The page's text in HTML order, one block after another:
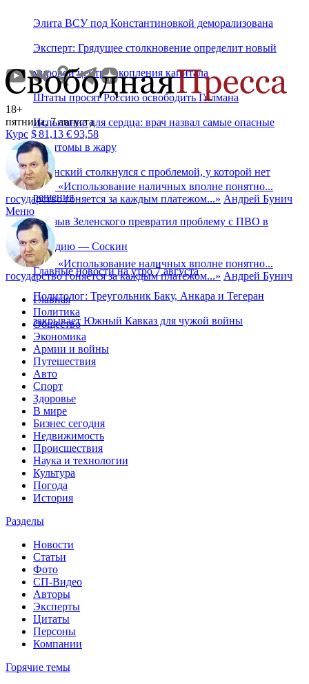
Элита ВСУ под Константиновкой деморализована
Эксперт: Грядущее столкновение определит новый
мировой центр накопления капитала
Штаты просят Россию освободить Гилмана
Испытание для сердца: врач назвал самые опасные
симптомы в жару
Зеленский столкнулся с проблемой, у которой нет
решения
Призыв Зеленского превратил проблему с ПВО в
комедию — Соскин
Главные новости на утро 7 августа
Политолог: Треугольник Баку, Анкара и Тегеран
закрывает Южный Кавказ для чужой войны
18+
пятница, 7 августа
Курс $81,13 €93,58
«Использование наличных вполне понятно...
государство гоняется за каждым платежом...» Андрей Бунич
Меню
«Использование наличных вполне понятно...
государство гоняется за каждым платежом...» Андрей Бунич
Главная
Политика
Общество
Экономика
Армии и войны
Путешествия
Авто
Спорт
Здоровье
В мире
Бизнес сегодня
Недвижимость
Происшествия
Наука и технологии
Культура
Погода
История
Разделы
Новости
Статьи
Фото
СП-Видео
Авторы
Эксперты
Цитаты
Персоны
Компании
Горячие темы